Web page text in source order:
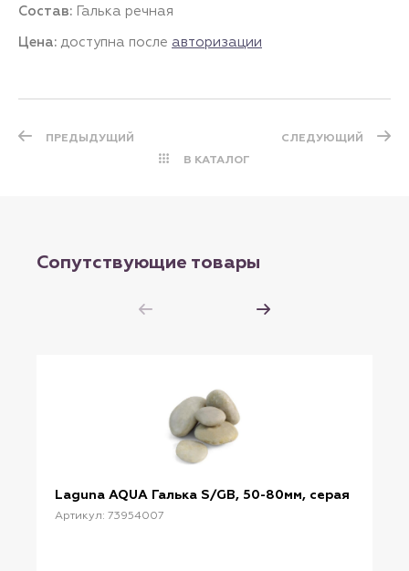
Состав: Галька речная
Цена: доступна после авторизации
ПРЕДЫДУЩИЙ
В КАТАЛОГ
СЛЕДУЮЩИЙ
Сопутствующие товары
Laguna AQUA Галька S/GB, 50-80мм, серая
Артикул: 73954007